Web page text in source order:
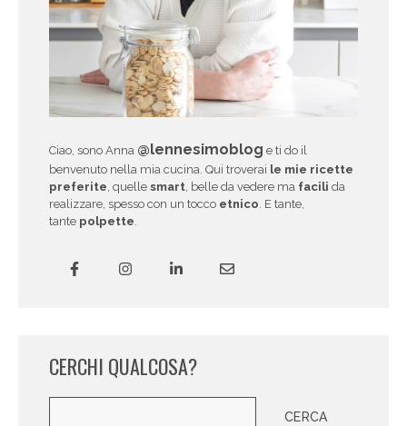
Ciao, sono Anna @lennesimoblog e ti do il
benvenuto nella mia cucina. Qui troverai le mie ricette
preferite, quelle smart, belle da vedere ma facili da
realizzare, spesso con un tocco etnico. E tante,
tante polpette.
CERCHI QUALCOSA?
CERCA